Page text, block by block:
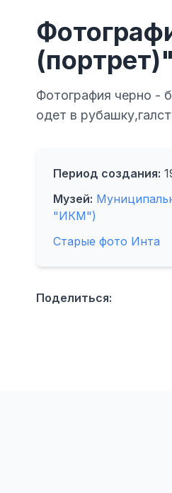
(портрет)"
Фотография черно -
одет в
Период создания:
Музей:
"ИКМ")
Старые фото Инта
Поделиться: